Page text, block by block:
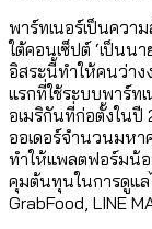
พาร์ทเนอร์เป็นควา
ใต้คอนเซ็ปต์ ‘เป็นน
อิสระนี้ทำให้คนว่าง
แรกที่ใช้ระบบพาร์ทเ
อเมริกันที่ก่อตั้งในปี
ออเดอร์จำนวนมหา
ทำให้แพลตฟอร์มน้
คุมต้นทุนในการดูแล
GrabFood, LINE